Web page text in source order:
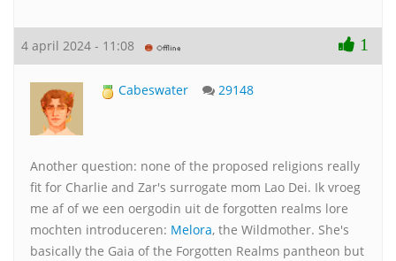
4 april 2024 - 11:08 1
Cabeswater 29148
Another question: none of the proposed religions really
fit for Charlie and Zar's surrogate mom Lao Dei. Ik vroeg
me af of we een oergodin uit de forgotten realms lore
mochten introduceren: Melora, the Wildmother. She's
basically the Gaia of the Forgotten Realms pantheon but